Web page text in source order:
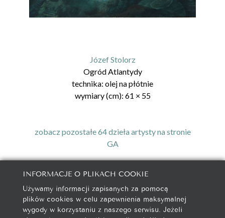
Józef Stolorz
Ogród Atlantydy
technika: olej na płótnie
wymiary (cm): 61 × 55
zobacz pozostałe 64 dzieła artysty na stronie
GA
galeria@autorska.pl
608 596 314
85-078 Bydgoszcz, ul. Chocimska 5
INFORMACJE O PLIKACH COOKIE
Używamy informacji zapisanych za pomocą
plików cookies w celu zapewnienia maksymalnej
wygody w korzystaniu z naszego serwisu. Jeżeli